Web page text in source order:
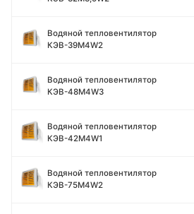
Водяной тепловентилятор
КЭВ-39M4W2
Водяной тепловентилятор
КЭВ-48M4W3
Водяной тепловентилятор
КЭВ-42M4W1
Водяной тепловентилятор
КЭВ-75M4W2